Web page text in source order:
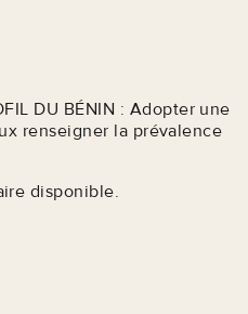
DU BÉNIN : Adopter une
renseigner la prévalence
disponible.